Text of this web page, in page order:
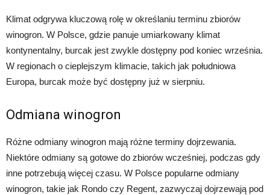
Klimat odgrywa kluczową rolę w określaniu terminu zbiorów
winogron. W Polsce, gdzie panuje umiarkowany klimat
kontynentalny, burcak jest zwykle dostępny pod koniec września.
W regionach o cieplejszym klimacie, takich jak południowa
Europa, burcak może być dostępny już w sierpniu.
Odmiana winogron
Różne odmiany winogron mają różne terminy dojrzewania.
Niektóre odmiany są gotowe do zbiorów wcześniej, podczas gdy
inne potrzebują więcej czasu. W Polsce popularne odmiany
winogron, takie jak Rondo czy Regent, zazwyczaj dojrzewają pod